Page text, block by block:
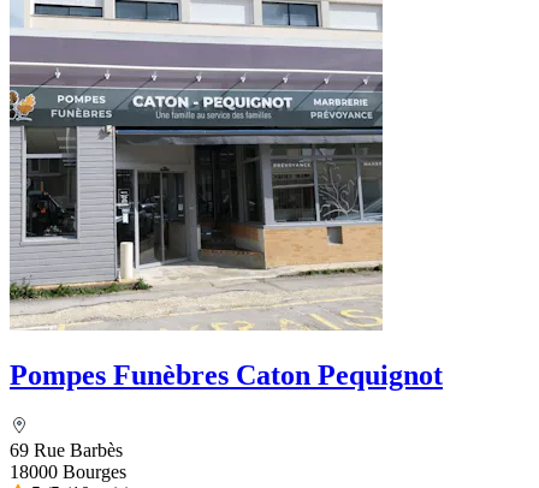
Pompes Funèbres Caton Pequignot
69 Rue Barbès
18000 Bourges